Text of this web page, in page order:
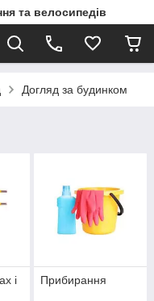
та велосипедів
Догляд за будинком
і
Прибирання